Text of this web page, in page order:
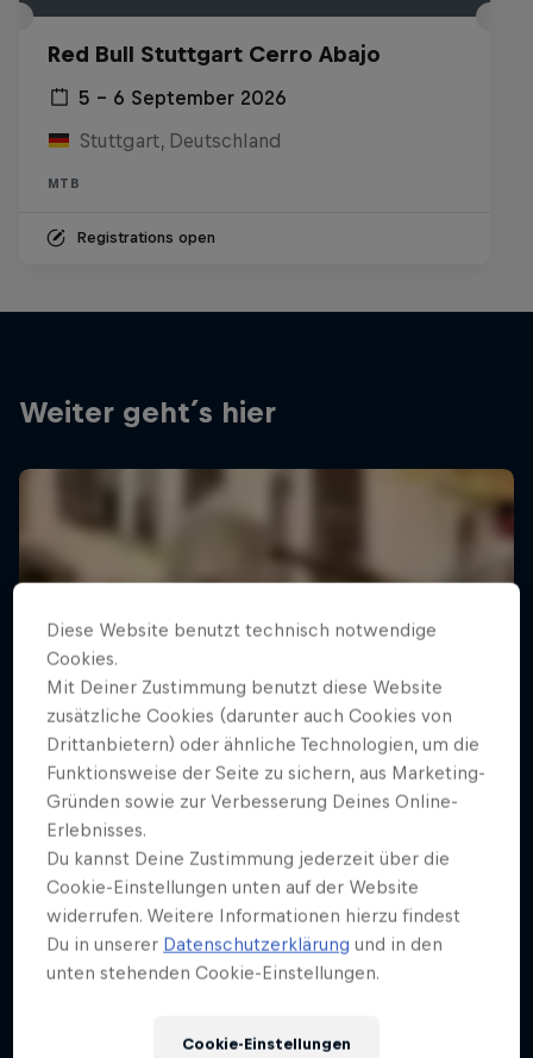
Red Bull Stuttgart Cerro Abajo
5 – 6 September 2026
Stuttgart, Deutschland
MTB
Registrations open
Weiter geht´s hier
Diese Website benutzt technisch notwendige
Cookies.
Mit Deiner Zustimmung benutzt diese Website
zusätzliche Cookies (darunter auch Cookies von
Drittanbietern) oder ähnliche Technologien, um die
Funktionsweise der Seite zu sichern, aus Marketing-
Gründen sowie zur Verbesserung Deines Online-
Erlebnisses.
Du kannst Deine Zustimmung jederzeit über die
Cookie-Einstellungen unten auf der Website
widerrufen. Weitere Informationen hierzu findest
Du in unserer Datenschutzerklärung und in den
unten stehenden Cookie-Einstellungen.
Cookie-Einstellungen